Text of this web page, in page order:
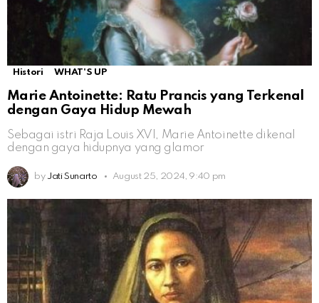
Histori WHAT'S UP
Marie Antoinette: Ratu Prancis yang Terkenal
dengan Gaya Hidup Mewah
Sebagai istri Raja Louis XVI, Marie Antoinette dikenal
dengan gaya hidupnya yang glamor
by Jati Sunarto August 25, 2024, 9:40 pm